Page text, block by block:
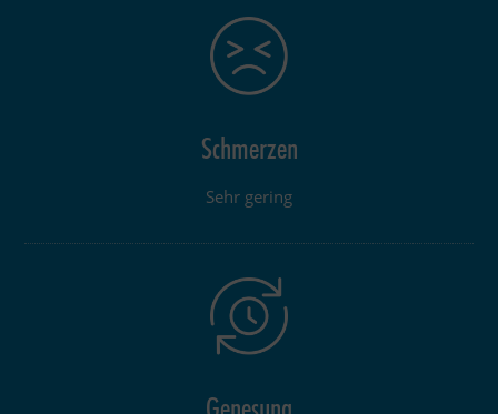
Schmerzen
Sehr gering